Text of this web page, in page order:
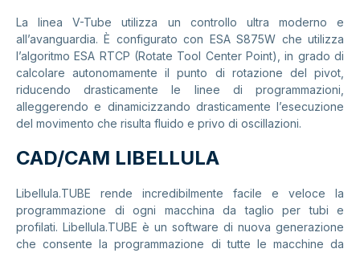
La linea V-Tube utilizza un controllo ultra moderno e
all’avanguardia. È configurato con ESA S875W che utilizza
l’algoritmo ESA RTCP (Rotate Tool Center Point), in grado di
calcolare autonomamente il punto di rotazione del pivot,
riducendo drasticamente le linee di programmazioni,
alleggerendo e dinamicizzando drasticamente l’esecuzione
del movimento che risulta fluido e privo di oscillazioni.
CAD/CAM LIBELLULA
Libellula.TUBE rende incredibilmente facile e veloce la
programmazione di ogni macchina da taglio per tubi e
profilati. Libellula.TUBE è un software di nuova generazione
che consente la programmazione di tutte le macchine da